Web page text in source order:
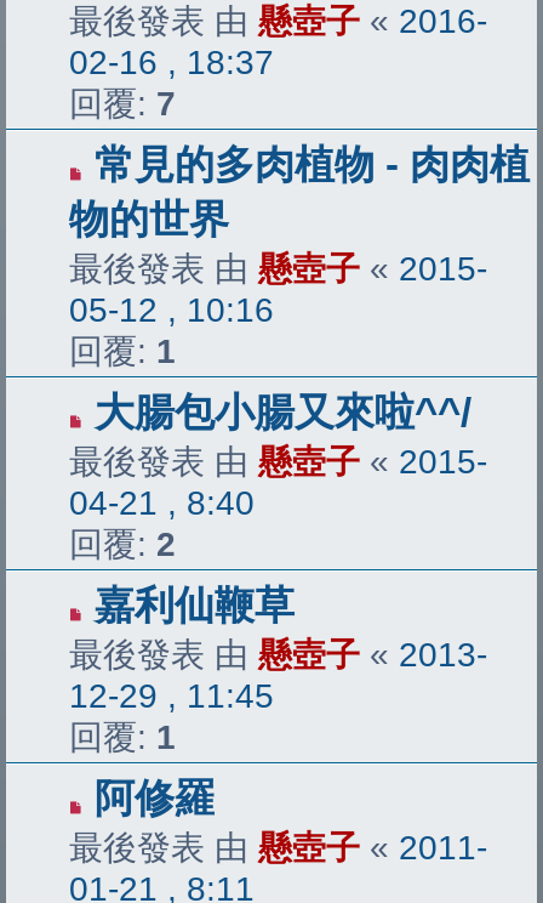
最後發表 由 懸壺子 « 2016-
02-16 , 18:37
回覆: 7
常見的多肉植物 - 肉肉植
物的世界
最後發表 由 懸壺子 « 2015-
05-12 , 10:16
回覆: 1
大腸包小腸又來啦^^/
最後發表 由 懸壺子 « 2015-
04-21 , 8:40
回覆: 2
嘉利仙鞭草
最後發表 由 懸壺子 « 2013-
12-29 , 11:45
回覆: 1
阿修羅
最後發表 由 懸壺子 « 2011-
01-21 , 8:11